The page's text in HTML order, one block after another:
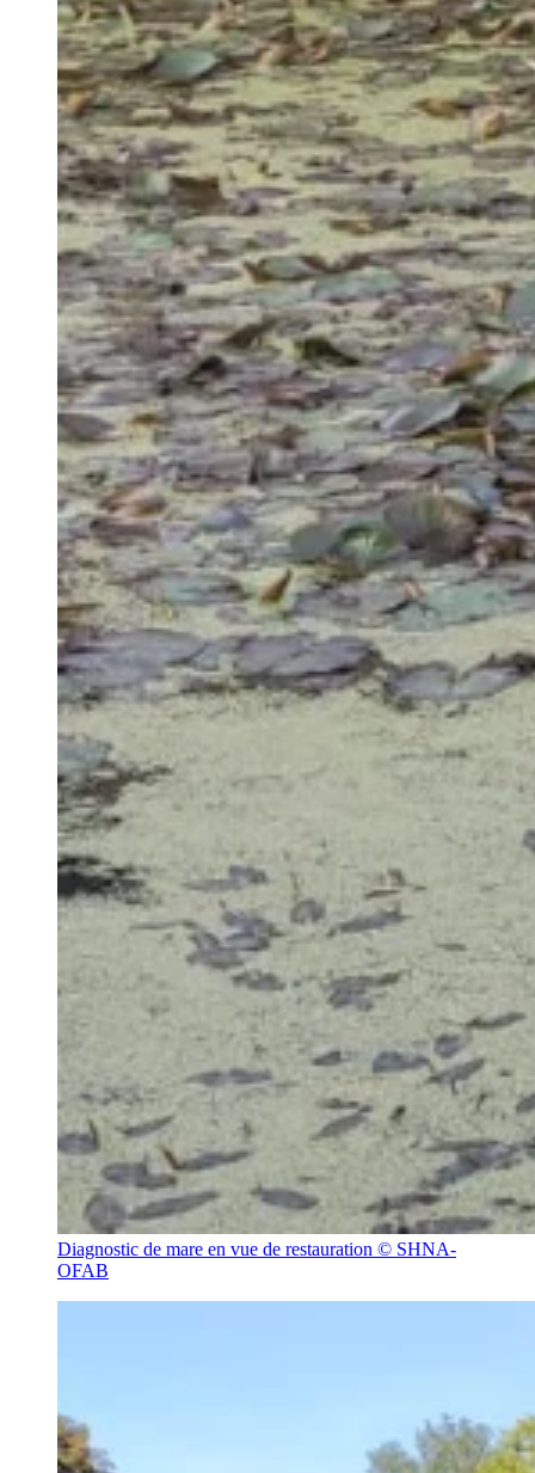
Diagnostic de mare en vue de restauration © SHNA-
OFAB